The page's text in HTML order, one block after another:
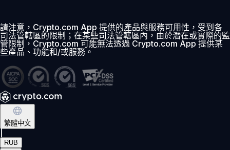
請注意，Crypto.com App 提供的產品與服務可用性，受到各
司法管轄區的限制；在某些司法管轄區內，由於潛在或實際的監
管限制，Crypto.com 可能無法透過 Crypto.com App 提供某
些產品、功能和/或服務。
繁體中文
RUB